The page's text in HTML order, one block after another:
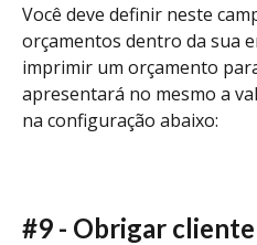
Você deve definir neste
orçamentos dentro da sua
imprimir um orçamento
apresentará no mesmo a
na configuração abaixo:
#9 - Obrigar